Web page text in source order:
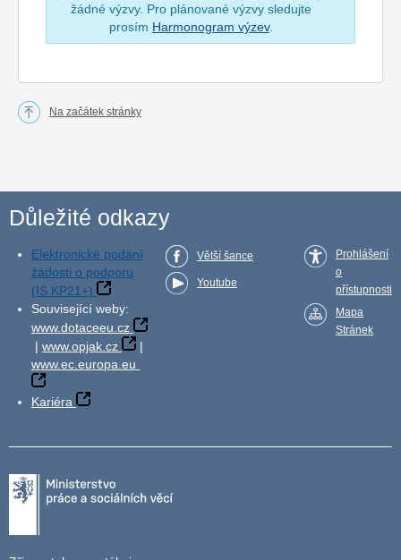
žádné výzvy. Pro plánované výzvy sledujte
prosím Harmonogram výzev.
Na začátek stránky
Důležité odkazy
Elektronické podání
žádosti o podporu
(IS KP21+)
Související weby:
www.dotaceeu.cz
| www.opjak.cz
|
www.ec.europa.eu
Kariéra
Větší šance
Youtube
Prohlášení
o
přístupnosti
Mapa
Stránek